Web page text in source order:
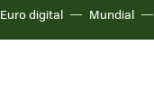
Euro digital Mundial